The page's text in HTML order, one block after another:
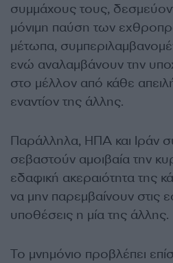
συμμάχους τους,
μόνιμη παύση των
μέτωπα,
ενώ αναλαμβάνουν την
στο μέλλον από κάθε
εναντίον της άλλης.
Παράλληλα, ΗΠΑ και Ιράν
σεβαστούν αμοιβαία την
εδαφική ακεραιότητα της
να μην παρεμβαίνουν στις
υποθέσεις η μία της άλλης.
Το μνημόνιο προβλέπει